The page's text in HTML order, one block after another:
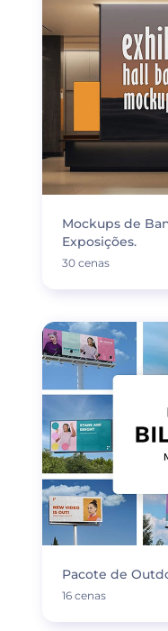
Mockups de
Exposições.
30 cenas
Pacote de
16 cenas